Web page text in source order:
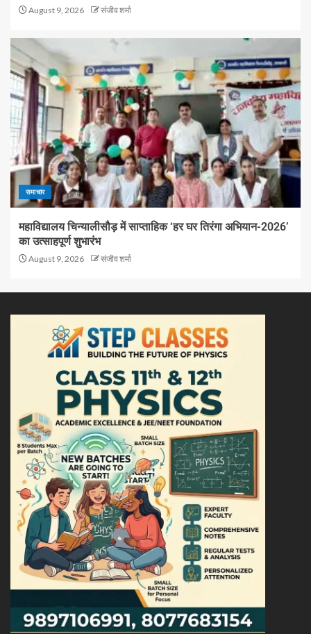
August 9, 2026 संजीव शर्मा
समाचार
महाविद्यालय चिन्यालीसौड़ में साप्ताहिक ‘हर घर तिरंगा अभियान-2026’
का उत्साहपूर्ण शुभारंभ
August 9, 2026 संजीव शर्मा